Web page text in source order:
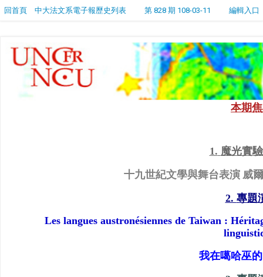
回首頁 中大法文系電子報歷史列表 第 828 期 108-03-11 編輯入口